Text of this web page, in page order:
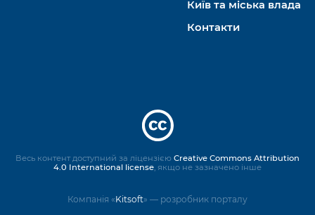
Київ та міська влада
Контакти
Компанія «Kitsoft» — розробник порталу
Весь контент доступний за ліцензією Creative Commons Attribution
4.0 International license, якщо не зазначено інше